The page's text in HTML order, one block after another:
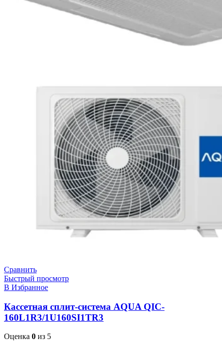
Сравнить
Быстрый просмотр
В Избранное
Кассетная сплит-система AQUA QIC-
160L1R3/1U160SI1TR3
Оценка 0 из 5